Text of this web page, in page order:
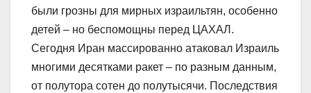
были грозны для мирных израильтян, особенно
детей – но беспомощны перед ЦАХАЛ.
Сегодня Иран массированно атаковал Израиль
многими десятками ракет – по разным данным,
от полутора сотен до полутысячи. Последствия